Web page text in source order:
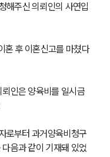
해주신 의뢰인의 사연입
혼 후 이혼신고를 마쳤다
인은 양육비를 일시금
로부터 과거양육비청구
음과 같이 기재돼 있었